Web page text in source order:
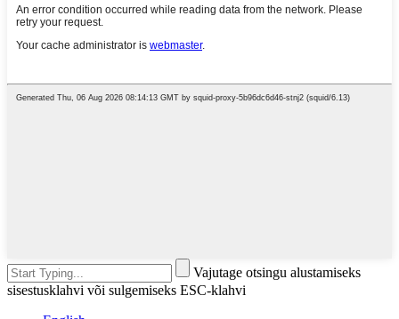
Vajutage otsingu alustamiseks
sisestusklahvi või sulgemiseks ESC-klahvi